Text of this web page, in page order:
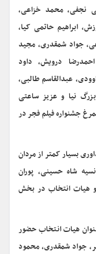
نجفی، محمد خزاعی،
ابراهیم حاتمی کیا،
جواد شمقدری، مجید
درویش، داود
عبدالقاسم طالبی،
نیا و عزیز ساعتی
جشنواره فیلم فجر در
بسیار کمتر از مردان
شاه حسینی، پوران
هیات انتخاب در بخش
دوره گذشته به عنوان هیات انتخاب حضور
جواد شمقدری، محمود